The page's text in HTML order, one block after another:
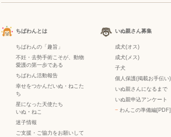
ちばわんとは
ちばわんの「趣旨」
不妊・去勢手術こそが、動物
愛護の第一歩である
ちばわん活動報告
幸せをつかんだいぬ・ねこた
ち
星になった天使たち
いぬ ・ ねこ
迷子情報
ご支援・ご協力をお願いして
いぬ親さん募集
成犬(オス)
成犬(メス)
子犬
個人保護(掲載お手伝い)
いぬ親さんになるまで
いぬ親申込アンケート
− わんこの準備編[PDF]